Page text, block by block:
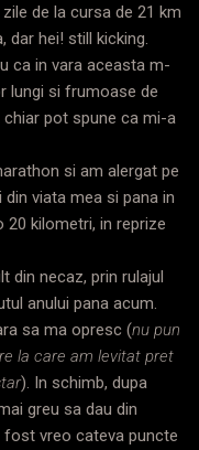
de la cursa de 21 km
dar hei! still kicking.
ca in vara aceasta m-
lungi si frumoase de
pot spune ca mi-a
si am alergat pe
viata mea si pana in
20 kilometri, in reprize
din necaz, prin rulajul
anului pana acum.
sa ma opresc (nu pun
la care am levitat pret
). In schimb, dupa
greu sa dau din
fost vreo cateva puncte